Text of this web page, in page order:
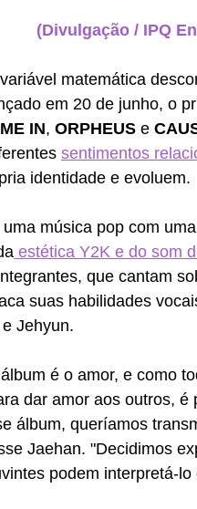
(Divulgação / IPQ
matemática
em 20 de junho, o
IN, ORPHEUS e
sentimentos
identidade e evoluem.
música pop com
estética Y2K e do som
que cantam
suas habilidades
Jehyun.
é o amor, e como
dar amor aos outros,
álbum, queríamos
Jaehan. "Decidimos
podem interpretá-